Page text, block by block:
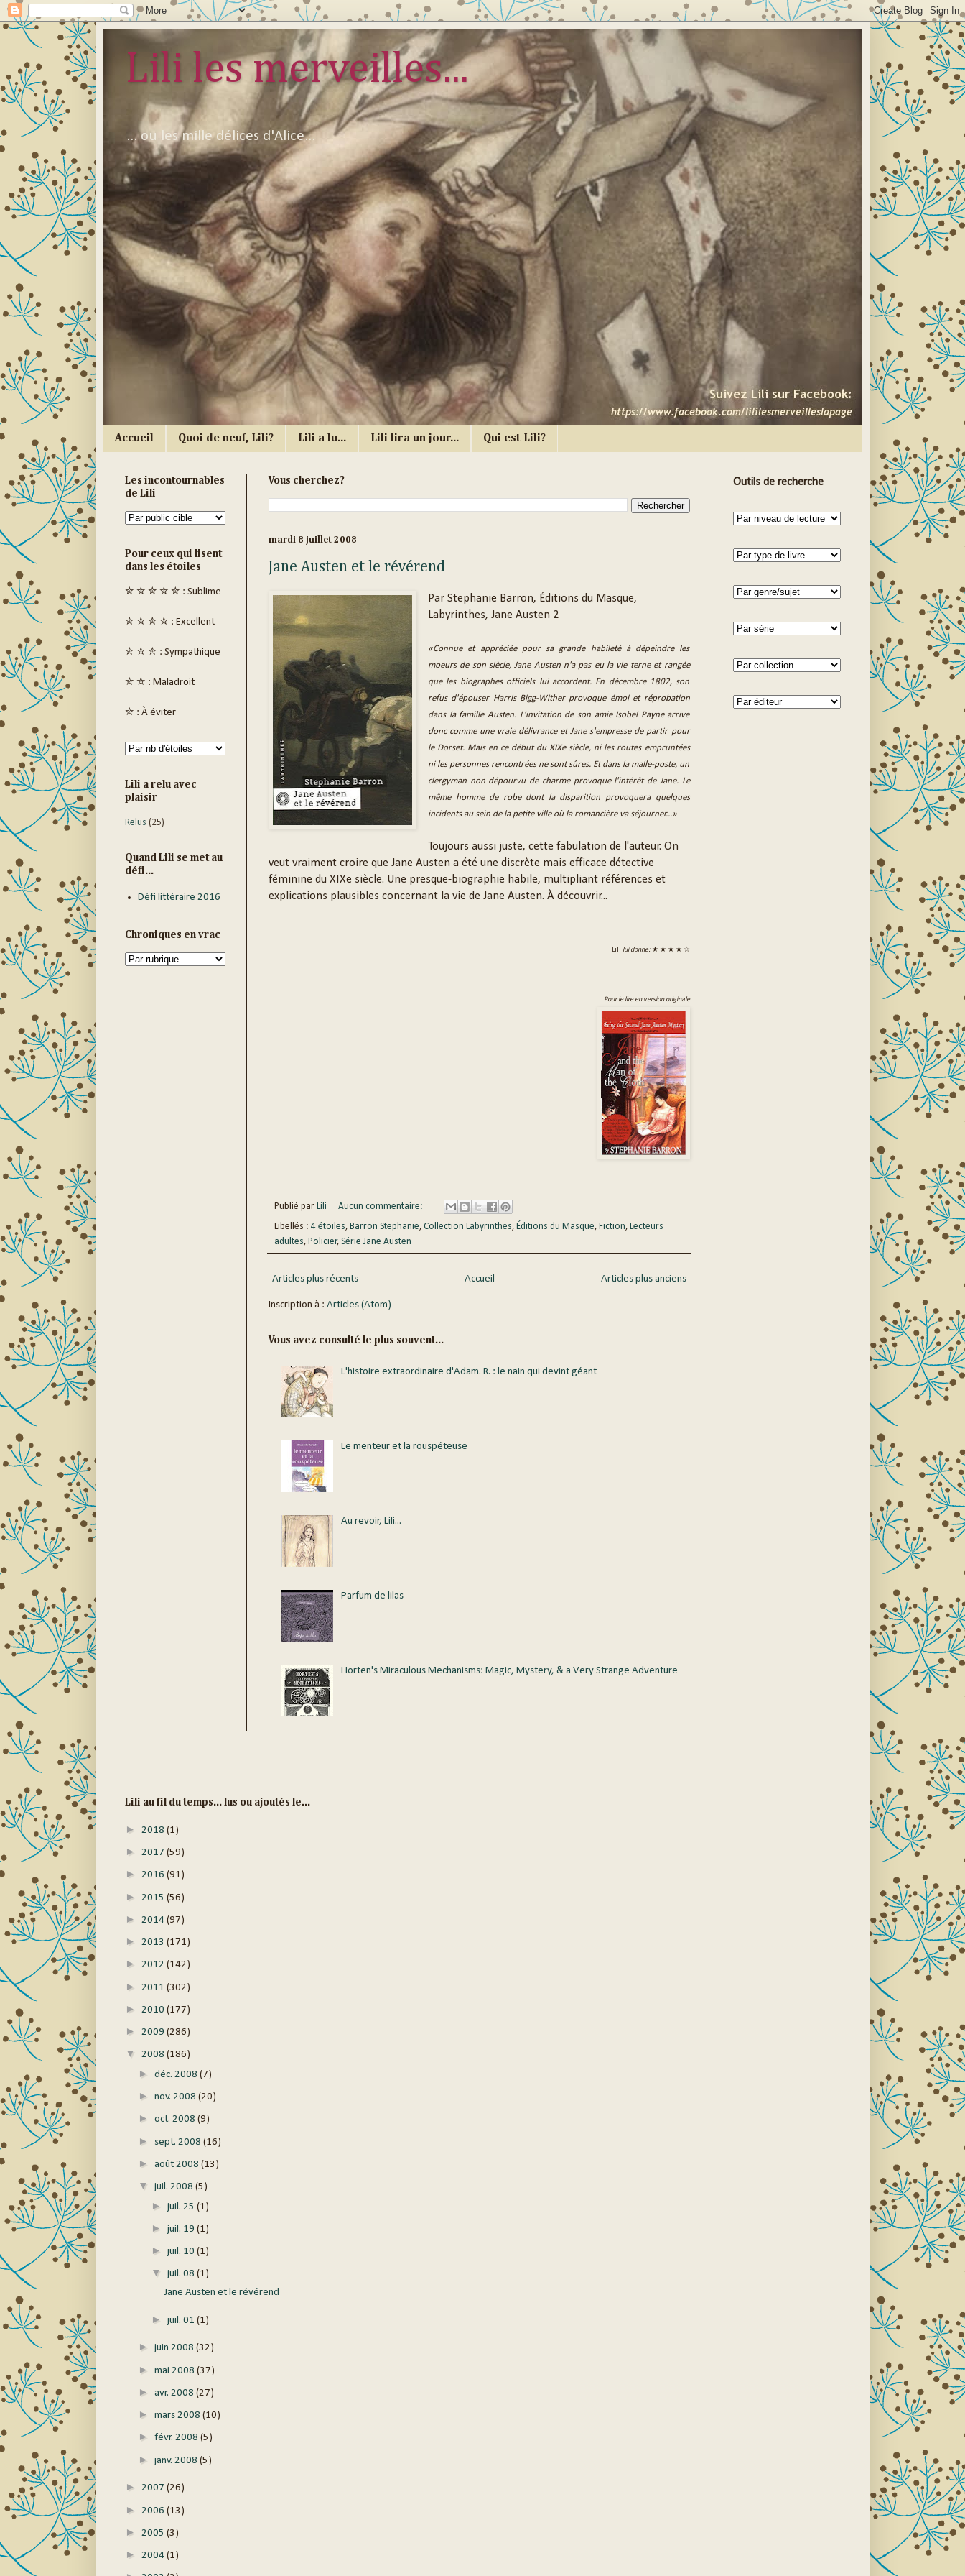
Lili les merveilles...
... ou les mille délices d'Alice...
Accueil Quoi de neuf, Lili? Lili a lu... Lili lira un jour... Qui est Lili?
Vous cherchez?
mardi 8 juillet 2008
Jane Austen et le révérend
Par Stephanie Barron, Éditions du Masque,
Labyrinthes, Jane Austen 2
«Connue et appréciée pour sa grande habileté à dépeindre les
moeurs de son siècle, Jane Austen n'a pas eu la vie terne et rangée
que les biographes officiels lui accordent. En décembre 1802, son
refus d'épouser Harris Bigg-Wither provoque émoi et réprobation
dans la famille Austen. L'invitation de son amie Isobel Payne arrive
donc comme une vraie délivrance et Jane s'empresse de partir pour
le Dorset. Mais en ce début du XIXe siècle, ni les routes empruntées
ni les personnes rencontrées ne sont sûres. Et dans la malle-poste, un
clergyman non dépourvu de charme provoque l'intérêt de Jane. Le
même homme de robe dont la disparition provoquera quelques
incidents au sein de la petite ville où la romancière va séjourner...»
Toujours aussi juste, cette fabulation de l'auteur. On
veut vraiment croire que Jane Austen a été une discrète mais efficace détective
féminine du XIXe siècle. Une presque-biographie habile, multipliant références et
explications plausibles concernant la vie de Jane Austen. À découvrir...
Lili lui donne: ★ ★ ★ ★ ☆
Pour le lire en version originale
Publié par Lili Aucun commentaire:
Libellés : 4 étoiles, Barron Stephanie, Collection Labyrinthes, Éditions du Masque, Fiction, Lecteurs
adultes, Policier, Série Jane Austen
Articles plus récents Articles plus anciens
Accueil
Inscription à : Articles (Atom)
Vous avez consulté le plus souvent...
L'histoire extraordinaire d'Adam. R. : le nain qui devint géant
Le menteur et la rouspéteuse
Au revoir, Lili...
Parfum de lilas
Horten's Miraculous Mechanisms: Magic, Mystery, & a Very Strange Adventure
Les incontournables
de Lili
Pour ceux qui lisent
dans les étoiles
✮ ✮ ✮ ✮ ✮ : Sublime
✮ ✮ ✮ ✮ : Excellent
✮ ✮ ✮ : Sympathique
✮ ✮ : Maladroit
✮ : À éviter
Lili a relu avec
plaisir
Relus (25)
Quand Lili se met au
défi...
Défi littéraire 2016
Chroniques en vrac
Outils de recherche
Lili au fil du temps... lus ou ajoutés le...
► 2018 (1)
► 2017 (59)
► 2016 (91)
► 2015 (56)
► 2014 (97)
► 2013 (171)
► 2012 (142)
► 2011 (302)
► 2010 (177)
► 2009 (286)
▼ 2008 (186)
► déc. 2008 (7)
► nov. 2008 (20)
► oct. 2008 (9)
► sept. 2008 (16)
► août 2008 (13)
▼ juil. 2008 (5)
► juil. 25 (1)
► juil. 19 (1)
► juil. 10 (1)
▼ juil. 08 (1)
Jane Austen et le révérend
► juil. 01 (1)
► juin 2008 (32)
► mai 2008 (37)
► avr. 2008 (27)
► mars 2008 (10)
► févr. 2008 (5)
► janv. 2008 (5)
► 2007 (26)
► 2006 (13)
► 2005 (3)
► 2004 (1)